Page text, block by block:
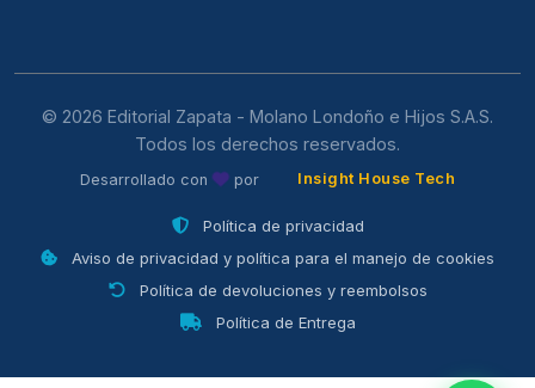
© 2026 Editorial Zapata - Molano Londoño e Hijos S.A.S.
Todos los derechos reservados.
Desarrollado con por Insight House Tech
Política de privacidad
Aviso de privacidad y política para el manejo de cookies
Política de devoluciones y reembolsos
Política de Entrega